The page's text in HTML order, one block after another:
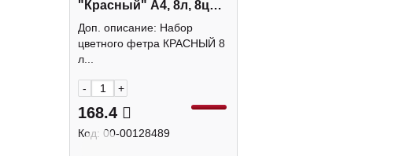
"Красный" А4, 8л, 8цв,
1мм M-20237 MAZARI
ТМ
Доп. описание: Набор
цветного фетра КРАСНЫЙ 8
л...
- +
168.4
Код: 00-00128489